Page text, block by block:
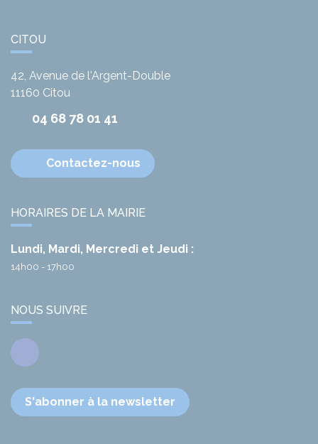
CITOU
42, Avenue de l'Argent-Double
11160 Citou
04 68 78 01 41
Contactez-nous
HORAIRES DE LA MAIRIE
Lundi, Mardi, Mercredi et Jeudi :
14h00 - 17h00
NOUS SUIVRE
Facebook
S'abonner à la newsletter